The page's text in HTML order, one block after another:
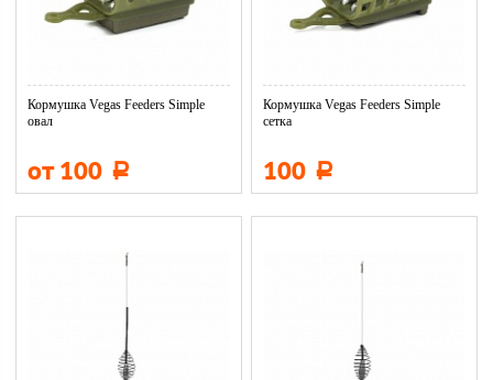
Кормушка Vegas Feeders Simple
овал
от 100 Р
Кормушка Vegas Feeders Simple
сетка
100 Р